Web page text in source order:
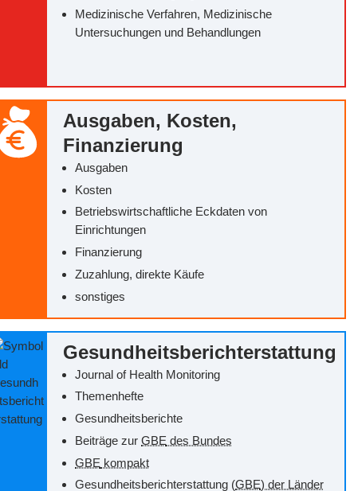
Medizinische Verfahren, Medizinische
Untersuchungen und Behandlungen
Ausgaben, Kosten,
Finanzierung
Ausgaben
Kosten
Betriebswirtschaftliche Eckdaten von
Einrichtungen
Finanzierung
Zuzahlung, direkte Käufe
sonstiges
Gesundheitsberichterstattung
Journal of Health Monitoring
Themenhefte
Gesundheitsberichte
Beiträge zur GBE des Bundes
GBE kompakt
Gesundheitsberichterstattung (GBE) der Länder